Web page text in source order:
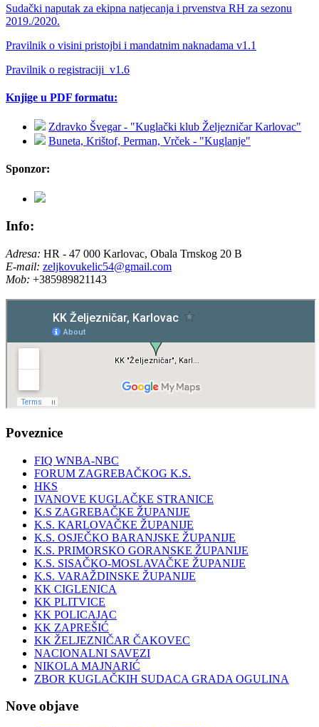
Sudački naputak za ekipna natjecanja i prvenstva RH za sezonu
2019./2020.
Pravilnik o visini pristojbi i mandatnim naknadama v1.1
Pravilnik o registraciji_v1.6
Knjige u PDF formatu:
Zdravko Švegar - "Kuglački klub Željezničar Karlovac"
Buneta, Krištof, Perman, Vrček - "Kuglanje"
Sponzor:
Info:
Adresa: HR - 47 000 Karlovac, Obala Trnskog 20 B
E-mail: zeljkovukelic54@gmail.com
Mob: +385989821143
Poveznice
FIQ WNBA-NBC
FORUM ZAGREBAČKOG K.S.
HKS
IVANOVE KUGLAČKE STRANICE
K.S ZAGREBAČKE ŽUPANIJE
K.S. KARLOVAČKE ŽUPANIJE
K.S. OSJEČKO BARANJSKE ŽUPANIJE
K.S. PRIMORSKO GORANSKE ŽUPANIJE
K.S. SISAČKO-MOSLAVAČKE ŽUPANIJE
K.S. VARAŽDINSKE ŽUPANIJE
KK CIGLENICA
KK PLITVICE
KK POLICAJAC
KK ZAPREŠIĆ
KK ŽELJEZNIČAR ČAKOVEC
NACIONALNI SAVEZI
NIKOLA MAJNARIĆ
ZBOR KUGLAČKIH SUDACA GRADA OGULINA
Nove objave